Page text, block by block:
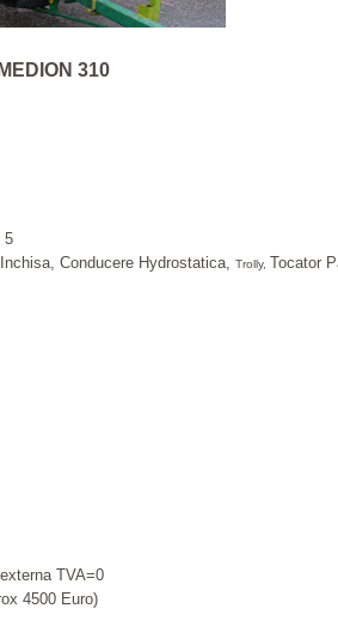
310
5
Conducere Hydrostatica,
Trolly, Tocator
TVA=0
4500 Euro)